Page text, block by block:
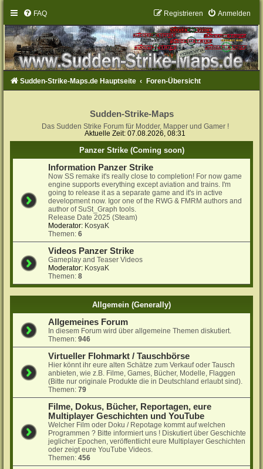
FAQ Anmelden
Registrieren
Sudden-Strike-Maps.de Hauptseite Foren-Übersicht
Sudden-Strike-Maps
Das Sudden Strike Forum für Modder, Mapper und Gamer !
Aktuelle Zeit: 07.08.2026, 08:31
Panzer Strike (Coming soon)
Information Panzer Strike
Now SS remake it's really close to completion! For now game
engine supports everything except aviation and trains. I'm
going to release it as a separate game and it's in active
development now. Igor one of the RWG & FMRM authors and
author of SuSt_Graph tools.
Release Date 2025 (Steam)
Moderator: KosyaK
Themen:6
Videos Panzer Strike
Gameplay and Teaser Videos
Moderator: KosyaK
Themen:8
Allgemein (Generally)
Allgemeines Forum
In diesem Forum wird über allgemeine Themen diskutiert.
Themen:946
Virtueller Flohmarkt / Tauschbörse
Hier könnt ihr eure alten Schätze zum Verkauf oder Tausch
anbieten, wie z.B. Filme, Games, Bücher, Modelle, Flaggen
(Bitte nur originale Produkte die in Deutschland erlaubt sind).
Themen:79
Filme, Dokus, Bücher, Reportagen, eure
Multiplayer Geschichten und YouTube
Welcher Film oder Doku / Repotage kommt auf welchen
Programmen ? Bitte informiert uns ! Diskutiert über Geschichte
jeglicher Epochen, veröffentlicht eure Multiplayer Geschichten
oder zeigt eure YouTube Videos.
Themen:456